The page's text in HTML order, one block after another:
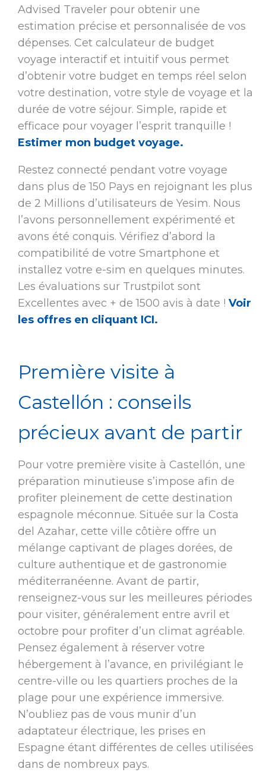
Advised Traveler pour obtenir une
estimation précise et personnalisée de vos
dépenses. Cet calculateur de budget
voyage interactif et intuitif vous permet
d’obtenir votre budget en temps réel selon
votre destination, votre style de voyage et la
durée de votre séjour. Simple, rapide et
efficace pour voyager l’esprit tranquille !
Estimer mon budget voyage.
Restez connecté pendant votre voyage
dans plus de 150 Pays en rejoignant les plus
de 2 Millions d’utilisateurs de Yesim. Nous
l’avons personnellement expérimenté et
avons été conquis. Vérifiez d’abord la
compatibilité de votre Smartphone et
installez votre e-sim en quelques minutes.
Les évaluations sur Trustpilot sont
Excellentes avec + de 1500 avis à date ! Voir
les offres en cliquant ICI.
Première visite à
Castellón : conseils
précieux avant de partir
Pour votre première visite à Castellón, une
préparation minutieuse s’impose afin de
profiter pleinement de cette destination
espagnole méconnue. Située sur la Costa
del Azahar, cette ville côtière offre un
mélange captivant de plages dorées, de
culture authentique et de gastronomie
méditerranéenne. Avant de partir,
renseignez-vous sur les meilleures périodes
pour visiter, généralement entre avril et
octobre pour profiter d’un climat agréable.
Pensez également à réserver votre
hébergement à l’avance, en privilégiant le
centre-ville ou les quartiers proches de la
plage pour une expérience immersive.
N’oubliez pas de vous munir d’un
adaptateur électrique, les prises en
Espagne étant différentes de celles utilisées
dans de nombreux pays.